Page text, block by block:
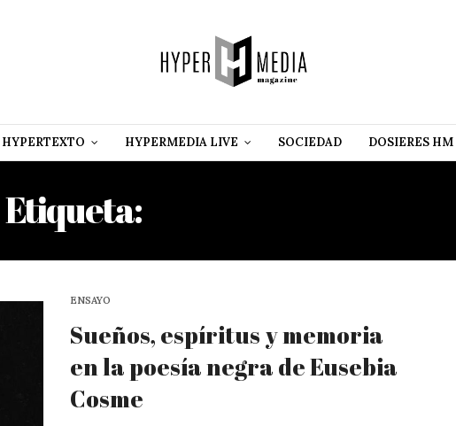
HYPERTEXTO HYPERMEDIA LIVE SOCIEDAD DOSIERES HM
Etiqueta:
ENSAYO
Sueños, espíritus y memoria
en la poesía negra de Eusebia
Cosme